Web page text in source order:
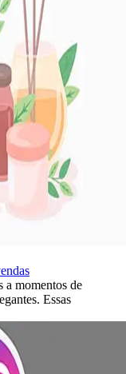
a momentos de
Essas